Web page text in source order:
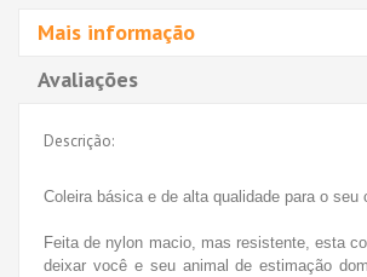
Mais informação
Avaliações
Descrição:
Coleira básica e de alta qualidade para o seu
Feita de nylon macio, mas resistente, esta
deixar você e seu animal de estimação